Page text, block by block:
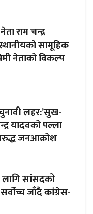
राम चन्द्र
सामूहिक
नेताको विकल्प
लहर:’सुख-
यादवको पल्ला
जनआक्रोश
लागि सांसदको
जाँदै कांग्रेस-